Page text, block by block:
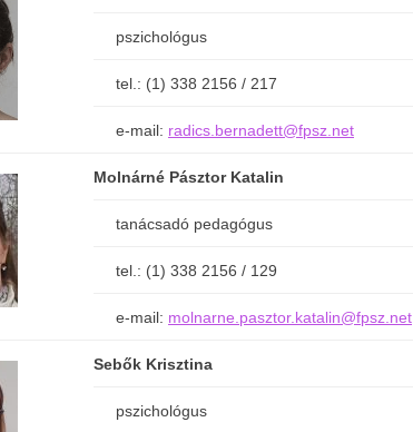
pszichológus
tel.: (1) 338 2156 / 217
e-mail: radics.bernadett@fpsz.net
Molnárné Pásztor Katalin
tanácsadó pedagógus
tel.: (1) 338 2156 / 129
e-mail: molnarne.pasztor.katalin@fpsz.net
Sebők Krisztina
pszichológus